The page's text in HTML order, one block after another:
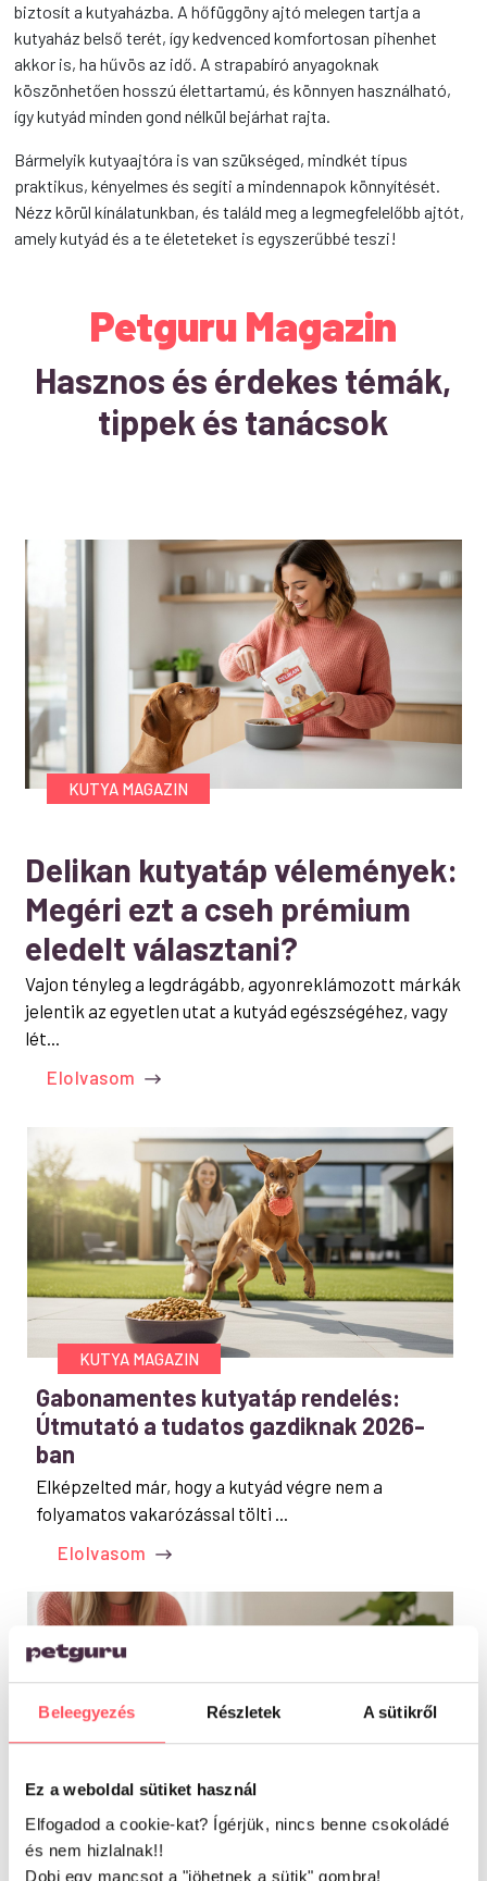
Beleegyezés Részletek A sütikről
Ez a weboldal sütiket használ
Elfogadod a cookie-kat? Ígérjük, nincs benne csokoládé
és nem hizlalnak!!
Dobj egy mancsot a "jöhetnek a sütik" gombra!
biztosít a kutyaházba. A hőfüggöny ajtó melegen tartja a
kutyaház belső terét, így kedvenced komfortosan pihenhet
akkor is, ha hűvös az idő. A strapabíró anyagoknak
köszönhetően hosszú élettartamú, és könnyen használható,
így kutyád minden gond nélkül bejárhat rajta.
Bármelyik kutyaajtóra is van szükséged, mindkét típus
praktikus, kényelmes és segíti a mindennapok könnyítését.
Nézz körül kínálatunkban, és találd meg a legmegfelelőbb ajtót,
amely kutyád és a te életeteket is egyszerűbbé teszi!
Petguru Magazin
Hasznos és érdekes témák,
tippek és tanácsok
KUTYA MAGAZIN
Delikan kutyatáp vélemények:
Megéri ezt a cseh prémium
eledelt választani?
Vajon tényleg a legdrágább, agyonreklámozott márkák
jelentik az egyetlen utat a kutyád egészségéhez, vagy
lét...
Elolvasom
KUTYA MAGAZIN
Gabonamentes kutyatáp rendelés:
Útmutató a tudatos gazdiknak 2026-
ban
Elképzelted már, hogy a kutyád végre nem a
folyamatos vakarózással tölti ...
Elolvasom
KUTYA MAGAZIN
Harlekin tacskó- a bájos tacsi